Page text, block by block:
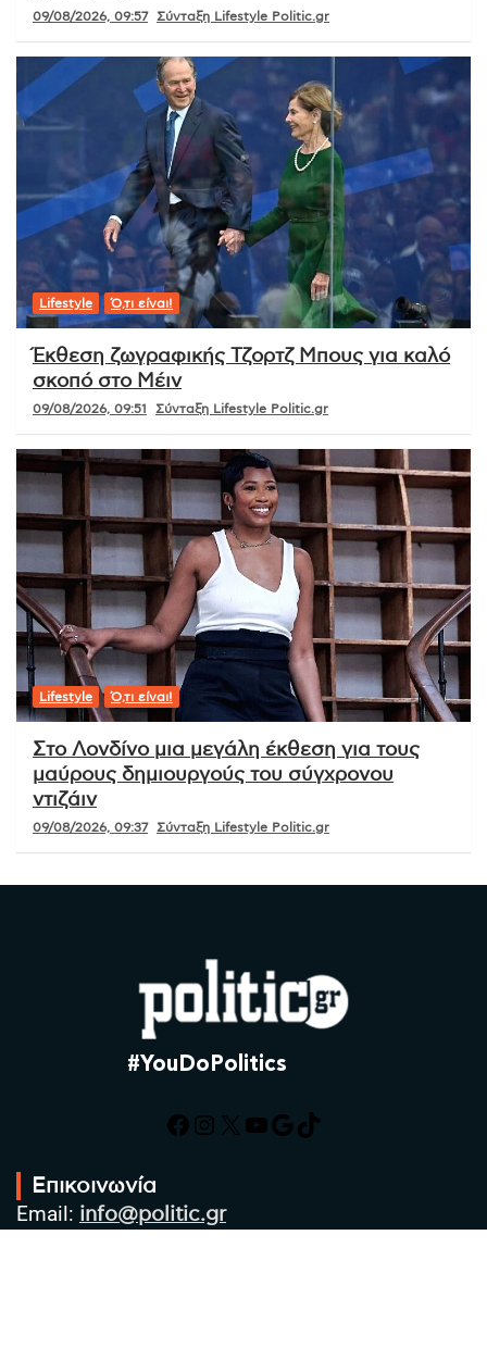
09/08/2026, 09:57 Σύνταξη Lifestyle Politic.gr
Lifestyle Ό,τι είναι!
Έκθεση ζωγραφικής Τζορτζ Μπους για καλό
σκοπό στο Μέιν
09/08/2026, 09:51 Σύνταξη Lifestyle Politic.gr
Lifestyle Ό,τι είναι!
Στο Λονδίνο μια μεγάλη έκθεση για τους
μαύρους δημιουργούς του σύγχρονου
ντιζάιν
09/08/2026, 09:37 Σύνταξη Lifestyle Politic.gr
#YouDoPolitics
Facebook
Instagram
X YouTube
Google
TikTok
Επικοινωνία
Email: info@politic.gr